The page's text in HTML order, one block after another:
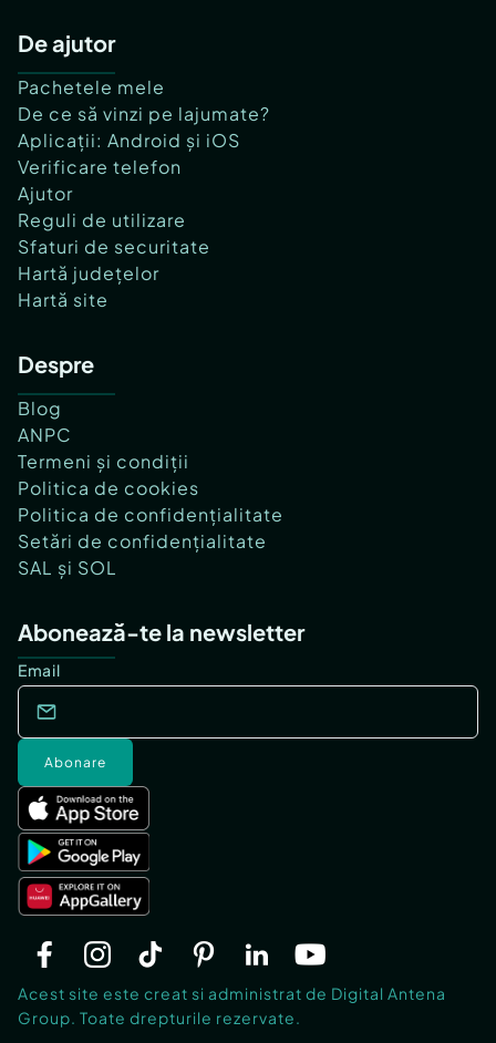
De ajutor
Pachetele mele
De ce să vinzi pe lajumate?
Aplicații: Android și iOS
Verificare telefon
Ajutor
Reguli de utilizare
Sfaturi de securitate
Hartă județelor
Hartă site
Despre
Blog
ANPC
Termeni și condiții
Politica de cookies
Politica de confidențialitate
Setări de confidențialitate
SAL și SOL
Abonează-te la newsletter
Email
Abonare
Acest site este creat si administrat de Digital Antena
Group. Toate drepturile rezervate.